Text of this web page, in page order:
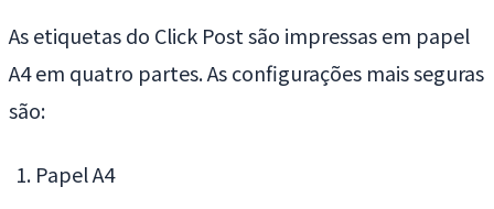
As etiquetas do Click Post são impressas em papel
A4 em quatro partes. As configurações mais seguras
são:
Papel A4